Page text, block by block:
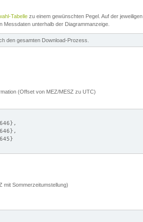
Tabelle zu einem gewünschten Pegel. Auf der jeweiligen
Messdaten unterhalb der Diagrammanzeige.
den gesamten Download-Prozess.
(Offset von MEZ/MESZ zu UTC)
mit Sommerzeitumstellung)